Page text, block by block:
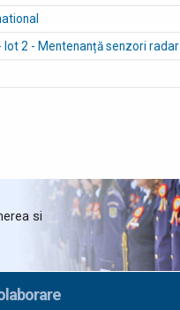
lot 2 - Mentenanță senzori radar
si